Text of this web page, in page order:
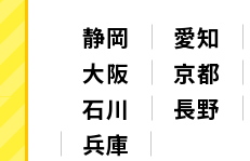
静岡 愛知
大阪
京都
石川
長野
兵庫